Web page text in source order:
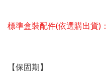
標準盒裝配件(依選購出貨)：
【保固期】